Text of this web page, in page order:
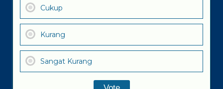
Cukup
Kurang
Sangat Kurang